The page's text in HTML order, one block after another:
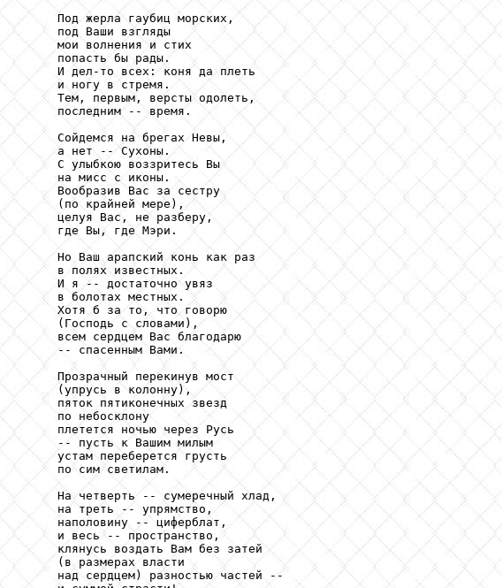
     Под жерла гаубиц морских,
     под Ваши взгляды
     мои волнения и стих
     попасть бы рады.
     И дел-то всех: коня да плеть
     и ногу в стремя.
     Тем, первым, версты одолеть,
     последним -- время.
     Сойдемся на брегах Невы,
     а нет -- Сухоны.
     С улыбкою воззритесь Вы
     на мисс с иконы.
     Вообразив Вас за сестру
     (по крайней мере),
     целуя Вас, не разберу,
     где Вы, где Мэри.
     Но Ваш арапский конь как раз
     в полях известных.
     И я -- достаточно увяз
     в болотах местных.
     Хотя б за то, что говорю
     (Господь с словами),
     всем сердцем Вас благодарю
     -- спасенным Вами.
     Прозрачный перекинув мост
     (упрусь в колонну),
     пяток пятиконечных звезд
     по небосклону
     плетется ночью через Русь
     -- пусть к Вашим милым
     устам переберется грусть
     по сим светилам.
     На четверть -- сумеречный хлад,
     на треть -- упрямство,
     наполовину -- циферблат,
     и весь -- пространство,
     клянусь воздать Вам без затей
     (в размерах власти
     над сердцем) разностью частей --